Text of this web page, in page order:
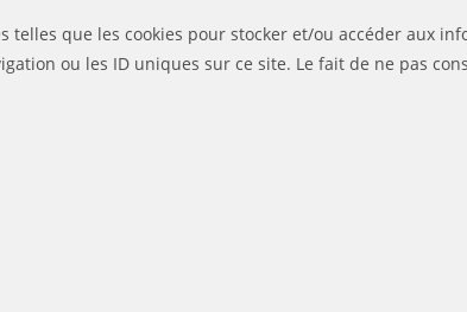
que les cookies pour stocker et/ou accéder aux
ou les ID uniques sur ce site. Le fait de ne pas